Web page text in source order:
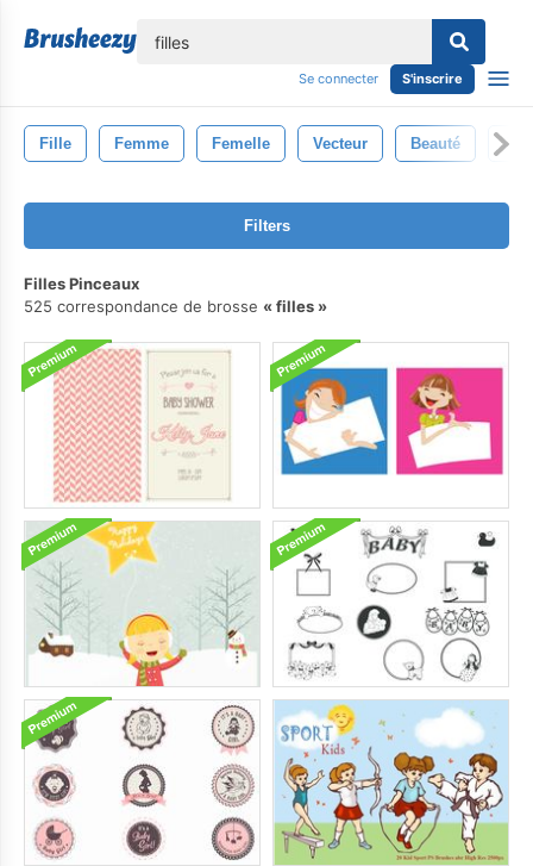
Se connecter S'inscrire
Fille Femme Femelle Vecteur Beauté
Filters
Filles Pinceaux
525 correspondance de brosse
filles